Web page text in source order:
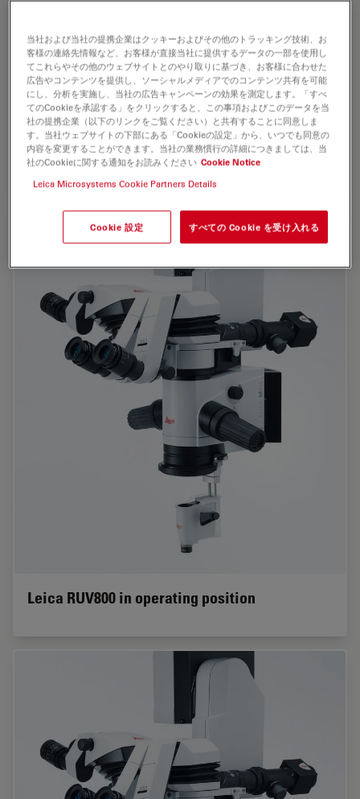
Leica RUV800 non-contact retinal viewing
system
Leica RUV800 in operating position
当社および当社の提携企業はクッキーおよびその他のトラッキング技術、お
客様の連絡先情報など、お客様が直接当社に提供するデータの一部を使用し
てこれらやその他のウェブサイトとのやり取りに基づき、お客様に合わせた
広告やコンテンツを提供し、ソーシャルメディアでのコンテンツ共有を可能
にし、分析を実施し、当社の広告キャンペーンの効果を測定します。「すべ
てのCookieを承認する」をクリックすると、この事項およびこのデータを当
社の提携企業（以下のリンクをご覧ください）と共有することに同意しま
す。当社ウェブサイトの下部にある「Cookieの設定」から、いつでも同意の
内容を変更することができます。当社の業務慣行の詳細につきましては、当
社のCookieに関する通知をお読みください Cookie Notice
Leica Microsystems Cookie Partners Details
Cookie 設定 すべての Cookie を受け入れる